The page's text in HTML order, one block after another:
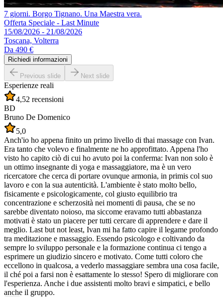
7 giorni. Borgo Tignano. Una Maestra vera.
Offerta Speciale - Last Minute
15/08/2026 - 21/08/2026
Toscana, Volterra
Da 490 €
Richiedi informazioni
Previous slide Next slide
Esperienze reali
4,52 recensioni
BD
Bruno De Domenico
5,0
Anch'io ho appena finito un primo livello di thai massage con Ivan.
Era tanto che volevo e finalmente ne ho approfittato. Appena l'ho
visto ho capito ciò di cui ho avuto poi la conferma: Ivan non solo è
un ottimo insegnante di yoga e massaggiatore, ma è un vero
ricercatore che cerca di portare ovunque armonia, in primis col suo
lavoro e con la sua autenticità. L'ambiente è stato molto bello,
fisicamente e psicologicamente, col giusto equilibrio tra
concentrazione e scherzosità nei momenti di pausa, che se no
sarebbe diventato noioso, ma siccome eravamo tutti abbastanza
motivati è stato un piacere per tutti cercare di apprendere e dare il
meglio. Last but not least, Ivan mi ha fatto capire il legame profondo
tra meditazione e massaggio. Essendo psicologo e coltivando da
sempre lo sviluppo personale e la formazione continua ci tengo a
esprimere un giudizio sincero e motivato. Come tutti coloro che
eccellono in qualcosa, a vederlo massaggiare sembra una cosa facile,
il ché poi a farsi non è esattamente lo stesso! Spero di migliorare con
l'esperienza. Anche i due assistenti molto bravi e simpatici, e bello
anche il gruppo.